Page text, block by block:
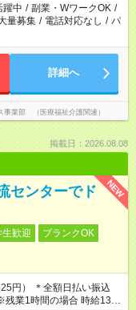
躍中 / 副業・WワークOK /
量募集 / 電話対応なし / パ
詳細へ
業部 （医療福祉介護関連）
掲載日：2026.08.08
NEW
センターでド
生歓迎
ブランクOK
円） ＊全額日払い振込
業1時間の場合 時給1300